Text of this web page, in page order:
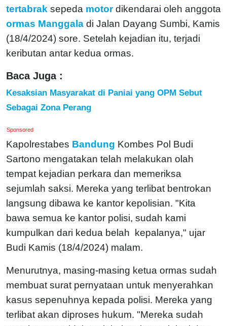
tertabrak sepeda motordikendarai oleh anggota
ormas Manggala di Jalan Dayang Sumbi, Kamis
(18/4/2024) sore. Setelah kejadian itu, terjadi
keributan antar kedua ormas.
Baca Juga :
Kesaksian Masyarakat di Paniai yang OPM Sebut
Sebagai Zona Perang
Sponsored
Kapolrestabes Bandung Kombes Pol Budi
Sartono mengatakan telah melakukan olah
tempat kejadian perkara dan memeriksa
sejumlah saksi. Mereka yang terlibat bentrokan
langsung dibawa ke kantor kepolisian. "Kita
bawa semua ke kantor polisi, sudah kami
kumpulkan dari kedua belah kepalanya," ujar
Budi Kamis (18/4/2024) malam.
Menurutnya, masing-masing ketua ormas sudah
membuat surat pernyataan untuk menyerahkan
kasus sepenuhnya kepada polisi. Mereka yang
terlibat akan diproses hukum. "Mereka sudah